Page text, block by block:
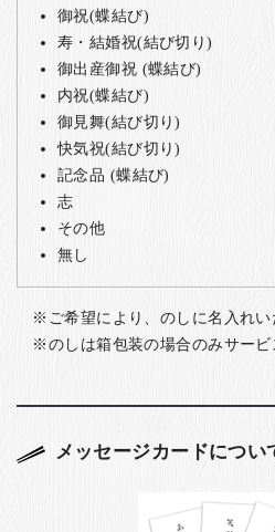
御祝(蝶結び)
寿・結婚祝(結び切り)
御出産御祝 (蝶結び)
内祝(蝶結び)
御見舞(結び切り)
快気祝(結び切り)
記念品 (蝶結び)
志
その他
無し
ご希望により、のしに名入れい
のしは箱包装の場合のみサービ
メッセージカードについ